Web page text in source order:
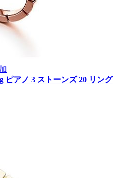
ピアノ 3 ストーンズ 20 リング